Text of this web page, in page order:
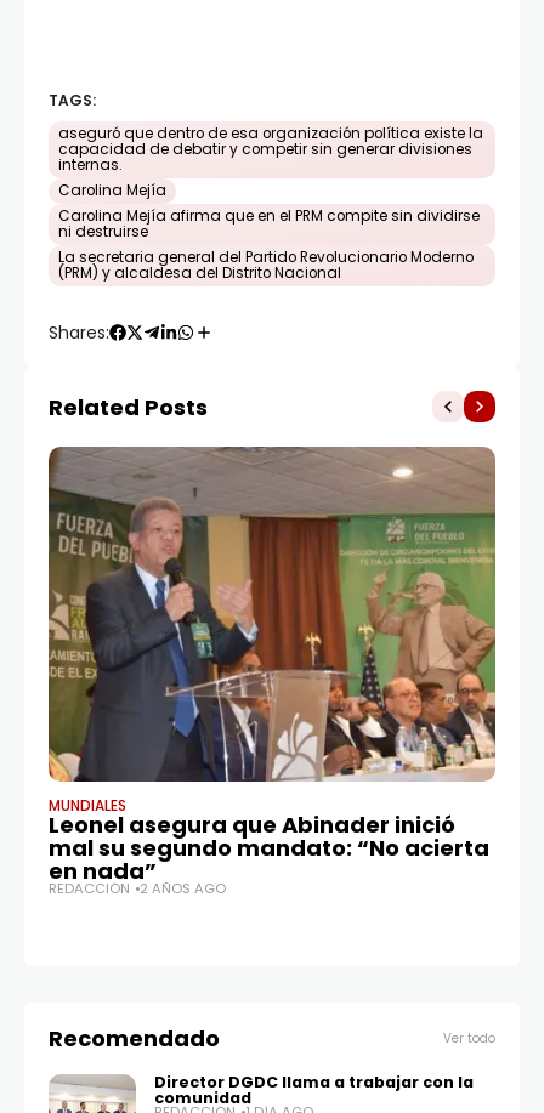
TAGS:
aseguró que dentro de esa organización política existe la
capacidad de debatir y competir sin generar divisiones
internas.
Carolina Mejía
Carolina Mejía afirma que en el PRM compite sin dividirse
ni destruirse
La secretaria general del Partido Revolucionario Moderno
(PRM) y alcaldesa del Distrito Nacional
Shares:
Related Posts
MUNDIALES
Leonel asegura que Abinader inició
mal su segundo mandato: “No acierta
en nada”
REDACCIÓN 2 AÑOS AGO
Recomendado Ver todo
Director DGDC llama a trabajar con la
comunidad